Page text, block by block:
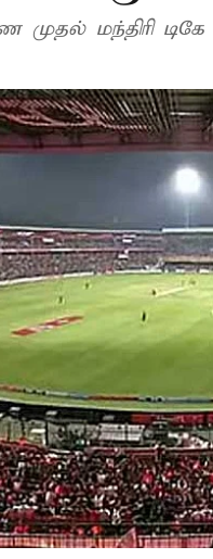
யு.டி.காதர் துணை முதல்